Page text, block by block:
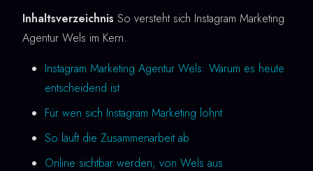
Inhaltsverzeichnis So versteht sich Instagram Marketing
Agentur Wels im Kern.
Instagram Marketing Agentur Wels: Warum es heute
entscheidend ist
Für wen sich Instagram Marketing lohnt
So läuft die Zusammenarbeit ab
Online sichtbar werden, von Wels aus